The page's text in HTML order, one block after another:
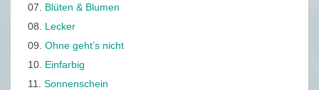
07.
Blüten & Blumen
08. Lecker
09. Ohne geht’s nicht
10. Einfarbig
11.
Sonnenschein